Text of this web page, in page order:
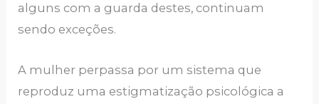
alguns com a guarda destes, continuam
sendo exceções.
A mulher perpassa por um sistema que
reproduz uma estigmatização psicológica a